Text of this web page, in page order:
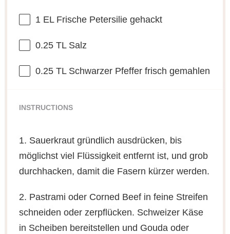
1EL Frische Petersilie gehackt
0.25TL Salz
0.25TL Schwarzer Pfeffer frisch gemahlen
INSTRUCTIONS
1. Sauerkraut gründlich ausdrücken, bis
möglichst viel Flüssigkeit entfernt ist, und grob
durchhacken, damit die Fasern kürzer werden.
2. Pastrami oder Corned Beef in feine Streifen
schneiden oder zerpflücken. Schweizer Käse
in Scheiben bereitstellen und Gouda oder